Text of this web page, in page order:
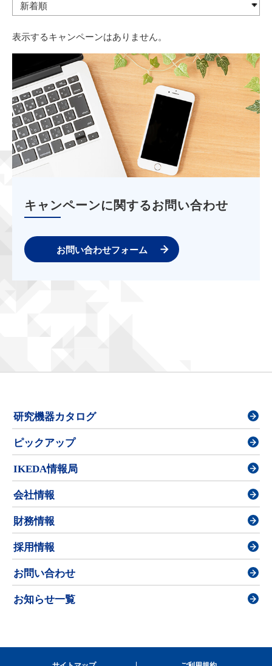
表示するキャンペーンはありません。
キャンペーンに関するお問い合わせ
お問い合わせフォーム
研究機器カタログ
ピックアップ
IKEDA情報局
会社情報
財務情報
採用情報
お問い合わせ
お知らせ一覧